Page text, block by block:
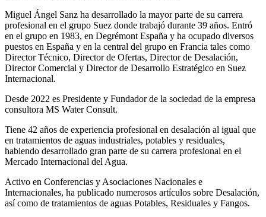
Miguel Ángel Sanz ha desarrollado la mayor parte de su carrera
profesional en el grupo Suez donde trabajó durante 39 años. Entró
en el grupo en 1983, en Degrémont España y ha ocupado diversos
puestos en España y en la central del grupo en Francia tales como
Director Técnico, Director de Ofertas, Director de Desalación,
Director Comercial y Director de Desarrollo Estratégico en Suez
Internacional.
Desde 2022 es Presidente y Fundador de la sociedad de la empresa
consultora MS Water Consult.
Tiene 42 años de experiencia profesional en desalación al igual que
en tratamientos de aguas industriales, potables y residuales,
habiendo desarrollado gran parte de su carrera profesional en el
Mercado Internacional del Agua.
Activo en Conferencias y Asociaciones Nacionales e
Internacionales, ha publicado numerosos artículos sobre Desalación,
así como de tratamientos de aguas Potables, Residuales y Fangos.